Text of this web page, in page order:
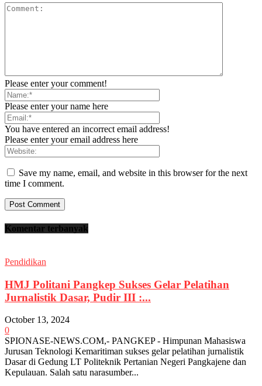
Please enter your comment!
Please enter your name here
You have entered an incorrect email address!
Please enter your email address here
Save my name, email, and website in this browser for the next
time I comment.
Komentar terbanyak
Pendidikan
HMJ Politani Pangkep Sukses Gelar Pelatihan
Jurnalistik Dasar, Pudir III :...
October 13, 2024
0
SPIONASE-NEWS.COM,- PANGKEP - Himpunan Mahasiswa
Jurusan Teknologi Kemaritiman sukses gelar pelatihan jurnalistik
Dasar di Gedung LT Politeknik Pertanian Negeri Pangkajene dan
Kepulauan. Salah satu narasumber...